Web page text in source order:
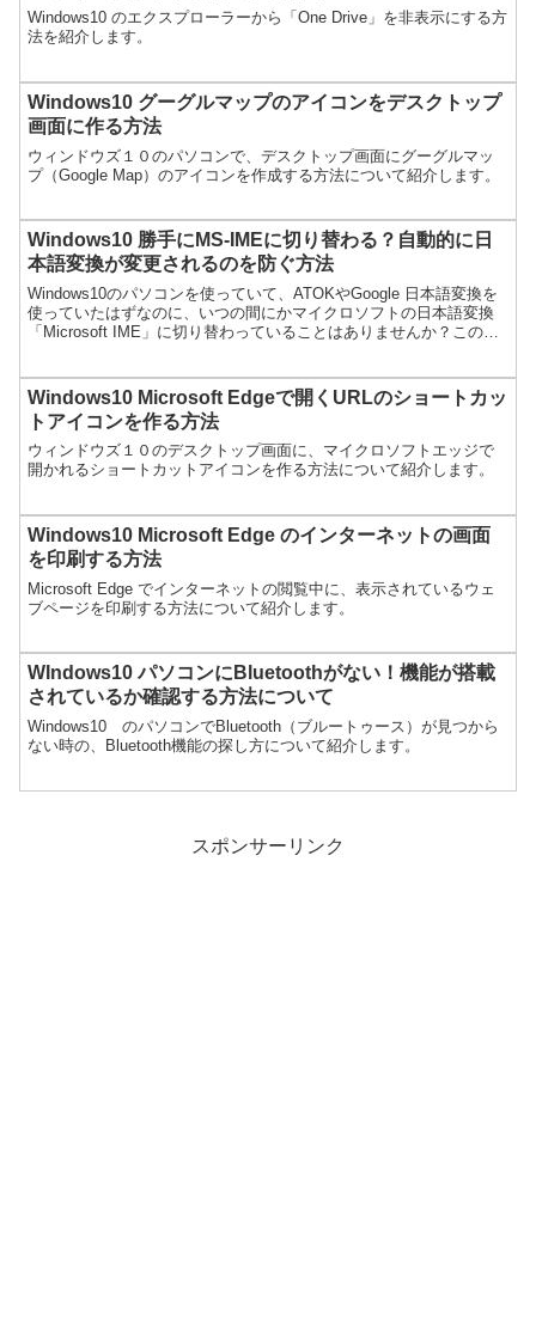
Windows10 のエクスプローラーから「One Drive」を非表示にする方
法を紹介します。
Windows10 グーグルマップのアイコンをデスクトップ
画面に作る方法
ウィンドウズ１０のパソコンで、デスクトップ画面にグーグルマッ
プ（Google Map）のアイコンを作成する方法について紹介します。
Windows10 勝手にMS-IMEに切り替わる？自動的に日
本語変換が変更されるのを防ぐ方法
Windows10のパソコンを使っていて、ATOKやGoogle 日本語変換を
使っていたはずなのに、いつの間にかマイクロソフトの日本語変換
「Microsoft IME」に切り替わっていることはありませんか？この勝
Windows10 Microsoft Edgeで開くURLのショートカッ
トアイコンを作る方法
ウィンドウズ１０のデスクトップ画面に、マイクロソフトエッジで
開かれるショートカットアイコンを作る方法について紹介します。
Windows10 Microsoft Edge のインターネットの画面
を印刷する方法
Microsoft Edge でインターネットの閲覧中に、表示されているウェ
ブページを印刷する方法について紹介します。
WIndows10 パソコンにBluetoothがない！機能が搭載
されているか確認する方法について
Windows10 のパソコンでBluetooth（ブルートゥース）が見つから
ない時の、Bluetooth機能の探し方について紹介します。
スポンサーリンク